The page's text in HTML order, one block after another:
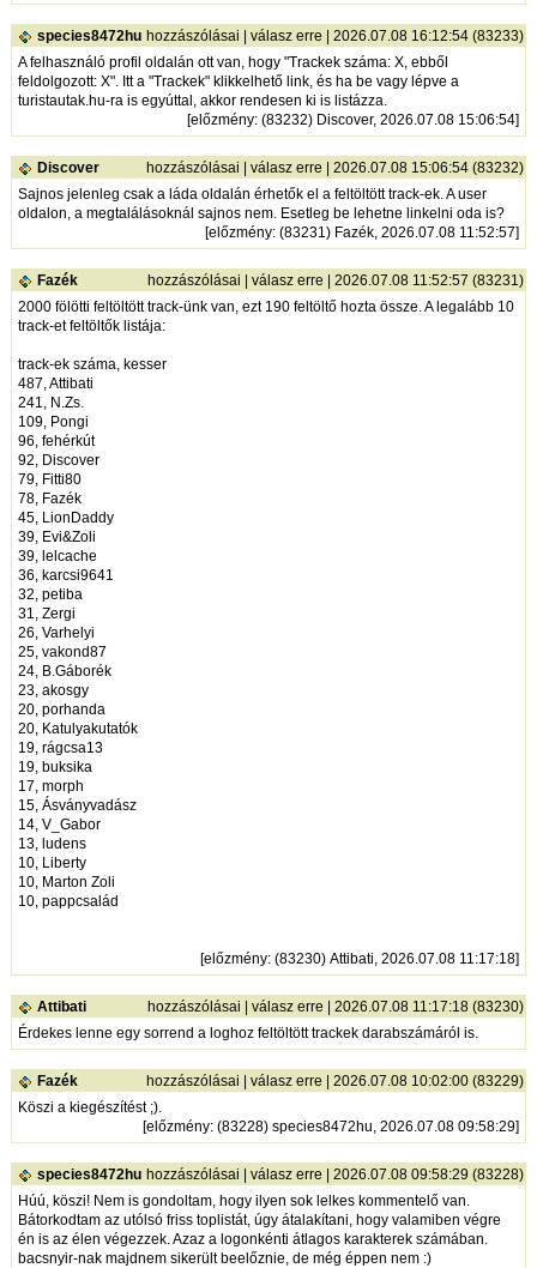
species8472hu hozzászólásai |válasz erre | 2026.07.08 16:12:54 (83233)
A felhasználó profil oldalán ott van, hogy "Trackek száma: X, ebből
feldolgozott: X". Itt a "Trackek" klikkelhető link, és ha be vagy lépve a
turistautak.hu-ra is egyúttal, akkor rendesen ki is listázza.
[előzmény: (83232) Discover, 2026.07.08 15:06:54]
Discover hozzászólásai |válasz erre | 2026.07.08 15:06:54 (83232)
Sajnos jelenleg csak a láda oldalán érhetők el a feltöltött track-ek. A user
oldalon, a megtalálásoknál sajnos nem. Esetleg be lehetne linkelni oda is?
[előzmény: (83231) Fazék, 2026.07.08 11:52:57]
Fazék hozzászólásai |válasz erre | 2026.07.08 11:52:57 (83231)
2000 fölötti feltöltött track-ünk van, ezt 190 feltöltő hozta össze. A legalább 10
track-et feltöltők listája:
track-ek száma, kesser
487, Attibati
241, N.Zs.
109, Pongi
96, fehérkút
92, Discover
79, Fitti80
78, Fazék
45, LionDaddy
39, Evi&Zoli
39, lelcache
36, karcsi9641
32, petiba
31, Zergi
26, Varhelyi
25, vakond87
24, B.Gáborék
23, akosgy
20, porhanda
20, Katulyakutatók
19, rágcsa13
19, buksika
17, morph
15, Ásványvadász
14, V_Gabor
13, ludens
10, Liberty
10, Marton Zoli
10, pappcsalád
[előzmény: (83230) Attibati, 2026.07.08 11:17:18]
Attibati hozzászólásai |válasz erre | 2026.07.08 11:17:18 (83230)
Érdekes lenne egy sorrend a loghoz feltöltött trackek darabszámáról is.
Fazék hozzászólásai |válasz erre | 2026.07.08 10:02:00 (83229)
Köszi a kiegészítést ;).
[előzmény: (83228) species8472hu, 2026.07.08 09:58:29]
species8472hu hozzászólásai |válasz erre | 2026.07.08 09:58:29 (83228)
Húú, köszi! Nem is gondoltam, hogy ilyen sok lelkes kommentelő van.
Bátorkodtam az utólsó friss toplistát, úgy átalakítani, hogy valamiben végre
én is az élen végezzek. Azaz a logonkénti átlagos karakterek számában.
bacsnyir-nak majdnem sikerült beelőznie, de még éppen nem :)